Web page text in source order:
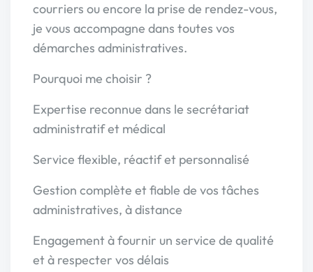
courriers ou encore la prise de rendez-vous,
je vous accompagne dans toutes vos
démarches administratives.
Pourquoi me choisir ?
Expertise reconnue dans le secrétariat
administratif et médical
Service flexible, réactif et personnalisé
Gestion complète et fiable de vos tâches
administratives, à distance
Engagement à fournir un service de qualité
et à respecter vos délais